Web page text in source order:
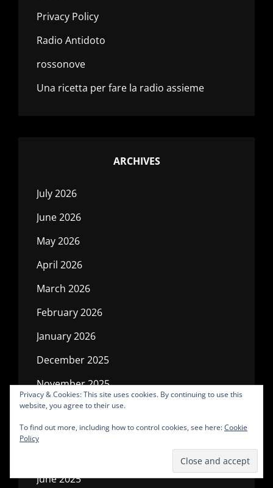
Privacy Policy
Radio Antidoto
rossonove
Una ricetta per fare la radio assieme
ARCHIVES
July 2026
June 2026
May 2026
April 2026
March 2026
February 2026
January 2026
December 2025
November 2025
October 2025
September 2025
June 2025
Privacy & Cookies: This site uses cookies. By continuing to use this
website, you agree to their use.
To find out more, including how to control cookies, see here:Cookie
Policy